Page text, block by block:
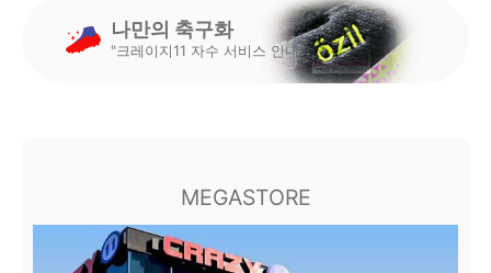
나만의 축구화
"크레이지11 자수 서비스 안내"
MEGASTORE